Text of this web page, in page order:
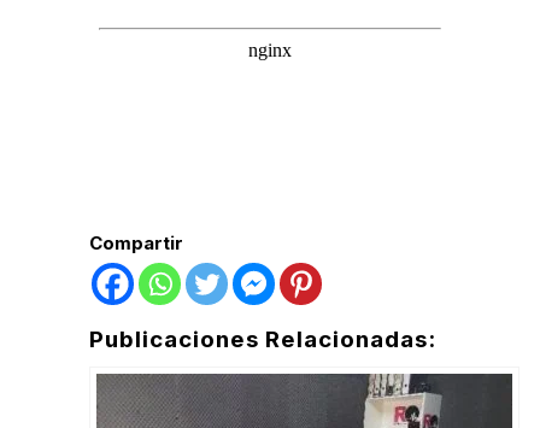
Compartir
Publicaciones Relacionadas: